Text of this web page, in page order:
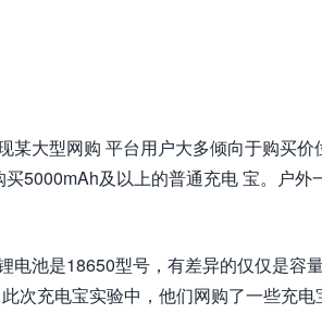
某大型网购 平台用户大多倾向于购买价
5000mAh及以上的普通充电 宝。户外
池是18650型号，有差异的仅仅是容
次充电宝实验中，他们网购了一些充